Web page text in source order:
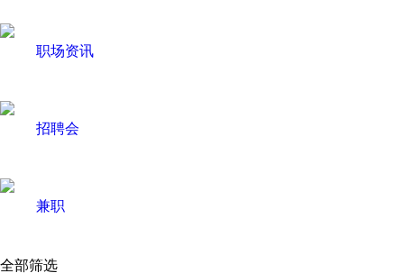
职场资讯
招聘会
兼职
全部筛选